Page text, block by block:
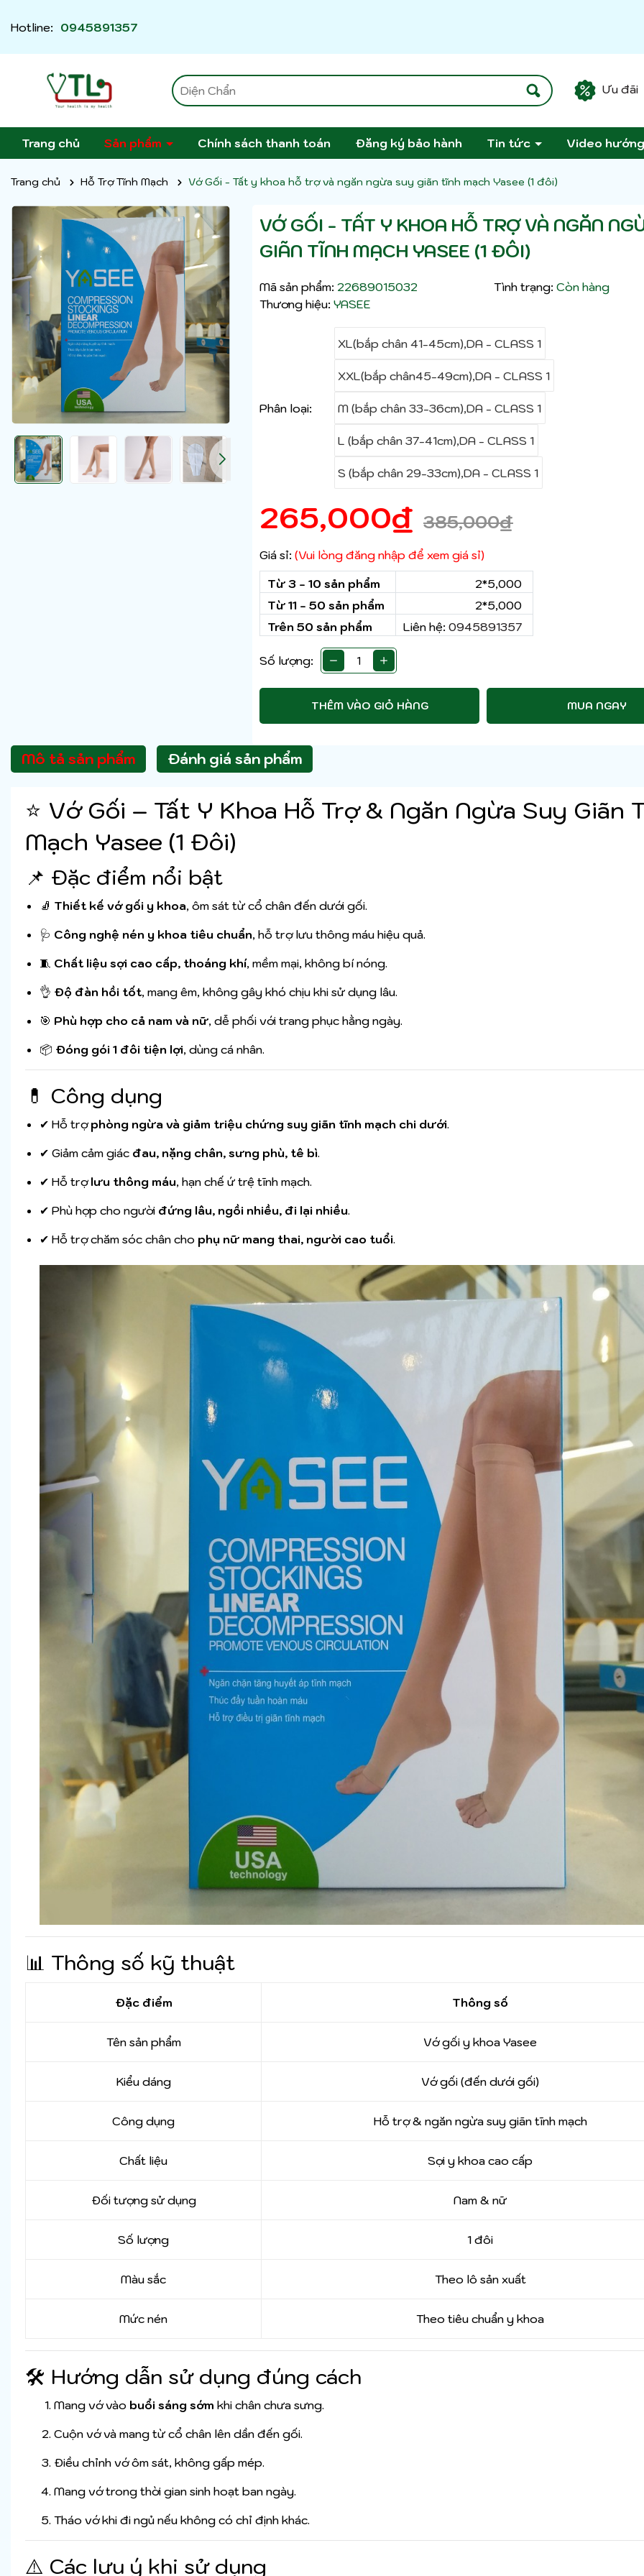
Hotline: 0945891357
Ưu đãi
Trang chủ Sản phẩm Chính sách thanh toán Đăng ký bảo hành Tin tức Video
Trang chủ Hỗ Trợ Tĩnh Mạch Vớ Gối - Tất y khoa hỗ trợ và ngăn ngừa suy giãn tĩnh mạch Yasee (1 đôi)
VỚ GỐI - TẤT Y KHOA HỖ TRỢ VÀ NGĂN
GIÃN TĨNH MẠCH YASEE (1 ĐÔI)
Mã sản phẩm: 22689015032 Tình trạng: Còn hàng
Thương hiệu: YASEE
Phân loại:
XL(bắp chân 41-45cm),DA - CLASS 1
XXL(bắp chân45-49cm),DA - CLASS 1
M (bắp chân 33-36cm),DA - CLASS 1
L (bắp chân 37-41cm),DA - CLASS 1
S (bắp chân 29-33cm),DA - CLASS 1
265,000₫ 385,000₫
Giá sỉ: (Vui lòng đăng nhập để xem giá sỉ)
Từ 3 - 10 sản phẩm
2*5,000
Từ 11 - 50 sản phẩm
2*5,000
Trên 50 sản phẩm
Liên hệ: 0945891357
Số lượng:
THÊM VÀO GIỎ HÀNG MUA NGAY
Mô tả sản phẩm Đánh giá sản phẩm
⭐ Vớ Gối – Tất Y Khoa Hỗ Trợ & Ngăn Ngừa Suy Giãn
Mạch Yasee (1 Đôi)
📌 Đặc điểm nổi bật
🧦 Thiết kế vớ gối y khoa, ôm sát từ cổ chân đến dưới gối.
🩺 Công nghệ nén y khoa tiêu chuẩn, hỗ trợ lưu thông máu hiệu quả.
🧵 Chất liệu sợi cao cấp, thoáng khí, mềm mại, không bí nóng.
👌 Độ đàn hồi tốt, mang êm, không gây khó chịu khi sử dụng lâu.
🎯 Phù hợp cho cả nam và nữ, dễ phối với trang phục hằng ngày.
📦 Đóng gói 1 đôi tiện lợi, dùng cá nhân.
💊 Công dụng
✔ Hỗ trợphòng ngừa và giảm triệu chứng suy giãn tĩnh mạch chi dưới.
✔ Giảm cảm giác đau, nặng chân, sưng phù, tê bì.
✔ Hỗ trợlưu thông máu, hạn chế ứ trệ tĩnh mạch.
✔ Phù hợp cho người đứng lâu, ngồi nhiều, đi lại nhiều.
✔ Hỗ trợ chăm sóc chân cho phụ nữ mang thai, người cao tuổi.
📊 Thông số kỹ thuật
Đặc điểm Thông số
Tên sản phẩm Vớ gối y khoa Yasee
Kiểu dáng Vớ gối (đến dưới gối)
Công dụng Hỗ trợ & ngăn ngừa suy giãn tĩnh mạch
Chất liệu Sợi y khoa cao cấp
Đối tượng sử dụng Nam & nữ
Số lượng 1 đôi
Màu sắc Theo lô sản xuất
Mức nén Theo tiêu chuẩn y khoa
🛠 Hướng dẫn sử dụng đúng cách
Mang vớ vào buổi sáng sớm khi chân chưa sưng.
Cuộn vớ và mang từ cổ chân lên dần đến gối.
Điều chỉnh vớ ôm sát, không gấp mép.
Mang vớ trong thời gian sinh hoạt ban ngày.
Tháo vớ khi đi ngủ nếu không có chỉ định khác.
⚠️ Các lưu ý khi sử dụng